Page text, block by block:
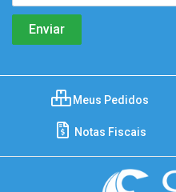
Meus Pedidos
Notas Fiscais